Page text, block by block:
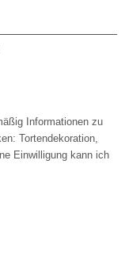
Informationen zu
Tortendekoration,
Einwilligung kann ich